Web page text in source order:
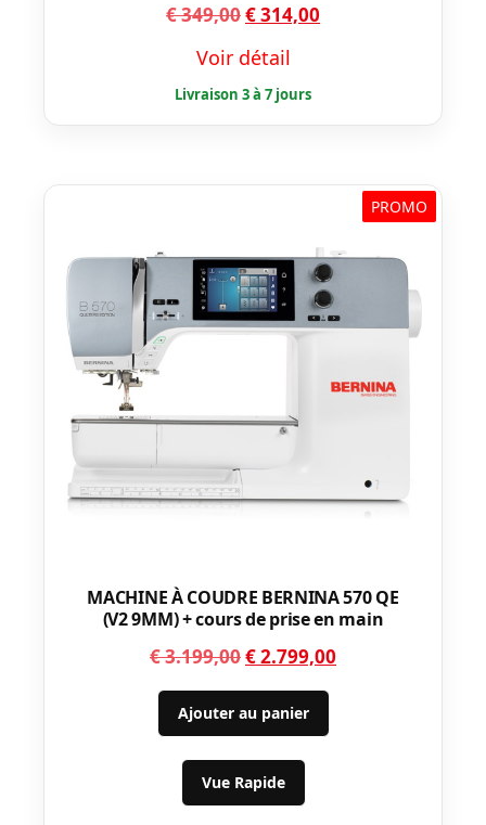
€349,00Le
initial
était :
€ 349,00.
€314,00
€ 314,00.
Voir détail
PROMO
MACHINE À COUDRE BERNINA 570 QE
(V2 9MM) + cours de prise en main
€3.199,00Le
prix
initial
était :
€ 3.199,00.
€2.799,00
Ajouter au panier
Vue Rapide